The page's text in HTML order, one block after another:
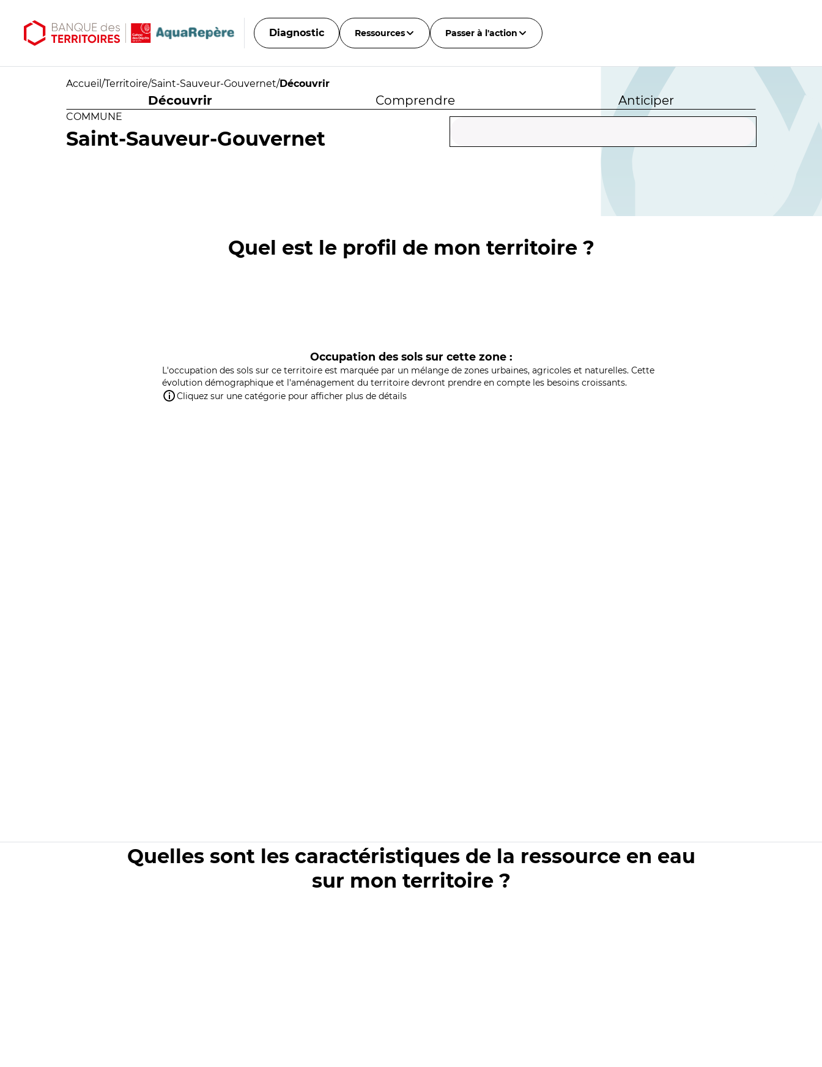
Diagnostic Ressources Passer à l'action
Accueil /Territoire/Saint-Sauveur-Gouvernet/Découvrir
Découvrir Comprendre Anticiper
COMMUNE
Saint-Sauveur-Gouvernet
Quel est le profil de mon territoire ?
Occupation des sols sur cette zone :
L'occupation des sols sur ce territoire est marquée par un mélange de zones urbaines, agricoles et naturelles. Cette
évolution démographique et l'aménagement du territoire devront prendre en compte les besoins croissants.
Cliquez sur une catégorie pour afficher plus de détails
Quelles sont les caractéristiques de la ressource en eau
sur mon territoire ?